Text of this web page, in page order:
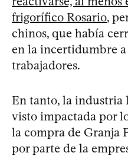
frigorífico Rosario,
chinos, que había
en la incertidumbre a
trabajadores.
En tanto, la industria
visto impactada por
la compra de Granja
por parte de la